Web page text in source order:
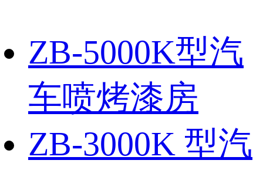
ZB-5000K型汽
车喷烤漆房
ZB-3000K 型汽